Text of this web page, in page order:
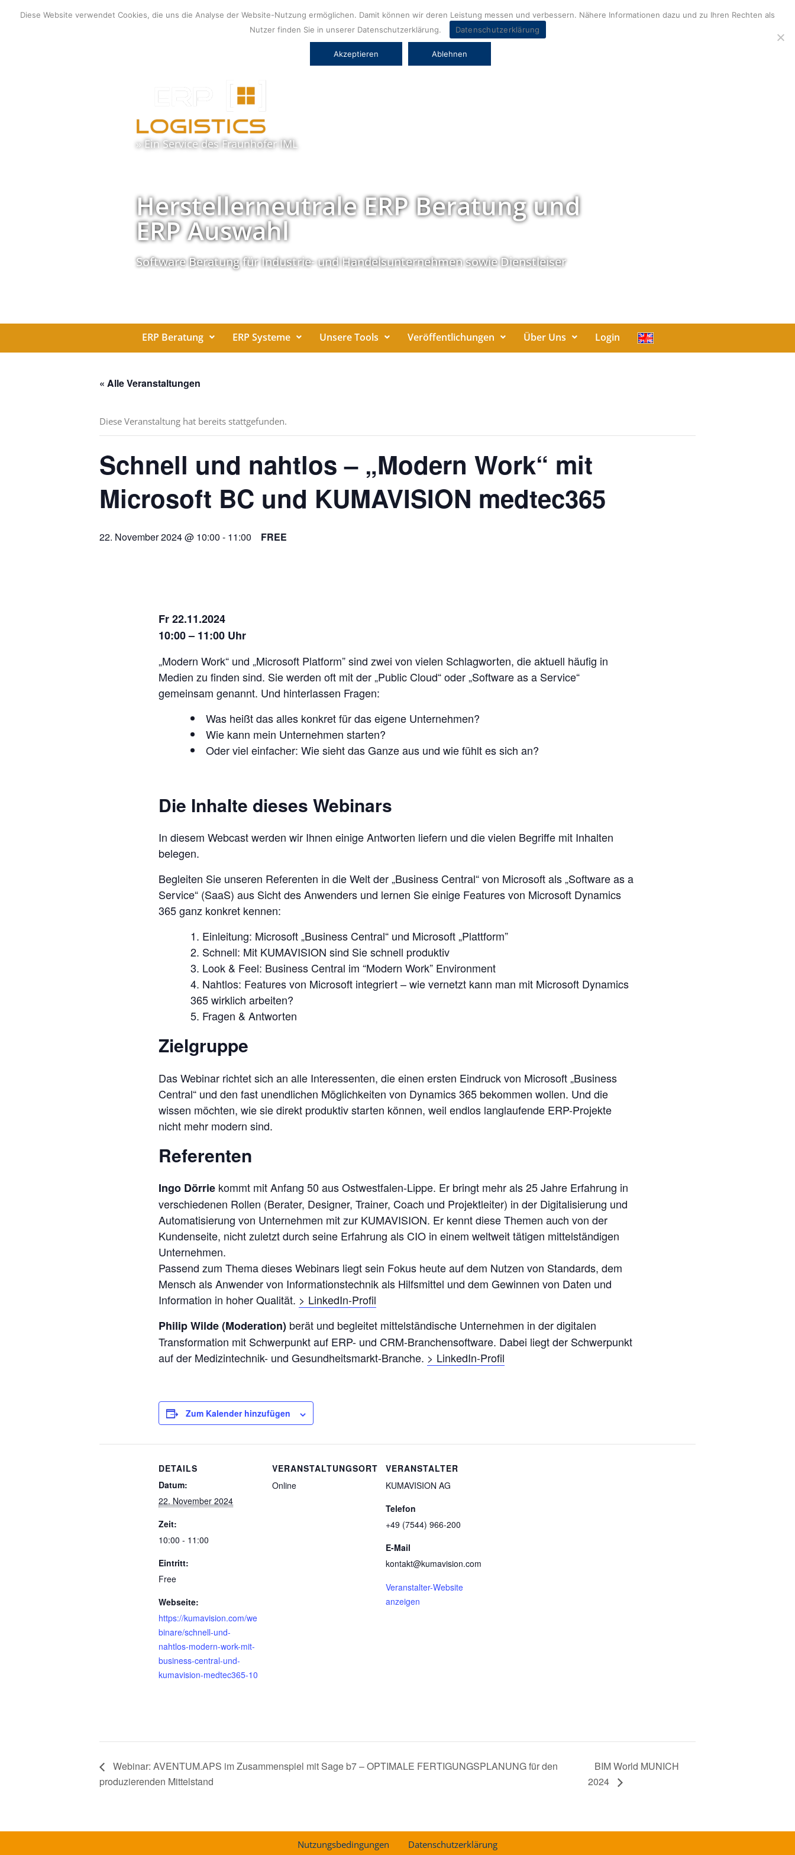
Inhalt
» Ein Service desFraunhofer IML
Herstellerneutrale ERP Beratung und
ERP Auswahl
Software Beratung für Industrie- und Handelsunternehmen sowie Dienstleiser
ERP Beratung ERP Systeme Unsere Tools Veröffentlichungen Über Uns Login
« Alle Veranstaltungen
Diese Veranstaltung hat bereits stattgefunden.
Schnell und nahtlos – „Modern Work“ mit
Microsoft BC und KUMAVISION medtec365
22. November 2024 @ 10:00 - 11:00 FREE
Fr 22.11.2024
10:00 – 11:00 Uhr
„Modern Work“ und „Microsoft Platform” sind zwei von vielen Schlagworten, die aktuell häufig in
Medien zu finden sind. Sie werden oft mit der „Public Cloud“ oder „Software as a Service“
gemeinsam genannt. Und hinterlassen Fragen:
Was heißt das alles konkret für das eigene Unternehmen?
Wie kann mein Unternehmen starten?
Oder viel einfacher: Wie sieht das Ganze aus und wie fühlt es sich an?
Die Inhalte dieses Webinars
In diesem Webcast werden wir Ihnen einige Antworten liefern und die vielen Begriffe mit Inhalten
belegen.
Begleiten Sie unseren Referenten in die Welt der „Business Central“ von Microsoft als „Software as a
Service“ (SaaS) aus Sicht des Anwenders und lernen Sie einige Features von Microsoft Dynamics
365 ganz konkret kennen:
Einleitung: Microsoft „Business Central“ und Microsoft „Plattform”
Schnell: Mit KUMAVISION sind Sie schnell produktiv
Look & Feel: Business Central im “Modern Work” Environment
Nahtlos: Features von Microsoft integriert – wie vernetzt kann man mit Microsoft Dynamics
365 wirklich arbeiten?
Fragen & Antworten
Zielgruppe
Das Webinar richtet sich an alle Interessenten, die einen ersten Eindruck von Microsoft „Business
Central“ und den fast unendlichen Möglichkeiten von Dynamics 365 bekommen wollen. Und die
wissen möchten, wie sie direkt produktiv starten können, weil endlos langlaufende ERP-Projekte
nicht mehr modern sind.
Referenten
Ingo Dörrie kommt mit Anfang 50 aus Ostwestfalen-Lippe. Er bringt mehr als 25 Jahre Erfahrung in
verschiedenen Rollen (Berater, Designer, Trainer, Coach und Projektleiter) in der Digitalisierung und
Automatisierung von Unternehmen mit zur KUMAVISION. Er kennt diese Themen auch von der
Kundenseite, nicht zuletzt durch seine Erfahrung als CIO in einem weltweit tätigen mittelständigen
Unternehmen.
Passend zum Thema dieses Webinars liegt sein Fokus heute auf dem Nutzen von Standards, dem
Mensch als Anwender von Informationstechnik als Hilfsmittel und dem Gewinnen von Daten und
Information in hoher Qualität. > LinkedIn-Profil
Philip Wilde (Moderation) berät und begleitet mittelständische Unternehmen in der digitalen
Transformation mit Schwerpunkt auf ERP- und CRM-Branchensoftware. Dabei liegt der Schwerpunkt
auf der Medizintechnik- und Gesundheitsmarkt-Branche. > LinkedIn-Profil
Zum Kalender hinzufügen
DETAILS
Datum:
22. November 2024
Zeit:
10:00 - 11:00
Eintritt:
Free
Webseite:
https://kumavision.com/we
binare/schnell-und-
nahtlos-modern-work-mit-
business-central-und-
kumavision-medtec365-10
VERANSTALTUNGSORT
Online
VERANSTALTER
KUMAVISION AG
Telefon
+49 (7544) 966-200
E-Mail
kontakt@kumavision.com
Veranstalter-Website
anzeigen
Webinar: AVENTUM.APS im Zusammenspiel mit Sage b7 – OPTIMALE FERTIGUNGSPLANUNG für den
produzierenden Mittelstand
BIM World MUNICH
2024
Nutzungsbedingungen
Datenschutzerklärung
Diese Website verwendet Cookies, die uns die Analyse der Website-Nutzung ermöglichen. Damit können wir deren Leistung messen und verbessern. Nähere Informationen dazu und zu Ihren Rechten als
Nutzer finden Sie in unserer Datenschutzerklärung.
Datenschutzerklärung
Akzeptieren Ablehnen